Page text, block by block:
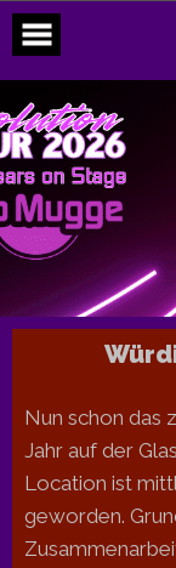
content
Nun schon das
Jahr auf der
Location ist
geworden.